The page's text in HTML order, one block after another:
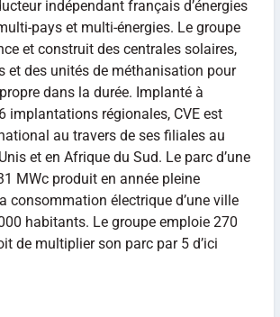
indépendant français d’énergies
pays et multi-énergies. Le groupe
et construit des centrales solaires,
et des unités de méthanisation pour
dans la durée. Implanté à
implantations régionales, CVE est
au travers de ses filiales au
et en Afrique du Sud. Le parc d’une
MWc produit en année pleine
consommation électrique d’une ville
habitants. Le groupe emploie 270
de multiplier son parc par 5 d’ici